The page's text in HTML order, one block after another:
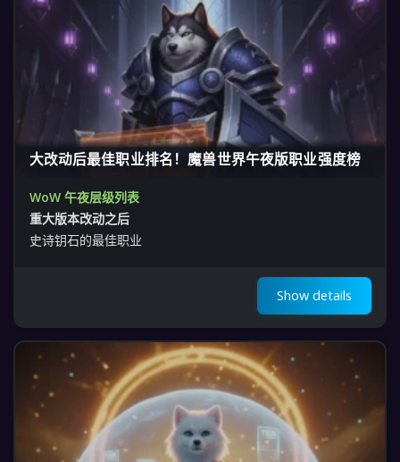
大改动后最佳职业排名！魔兽世界午夜版职业强度榜
WoW 午夜层级列表
重大版本改动之后
史诗钥石的最佳职业
Show details